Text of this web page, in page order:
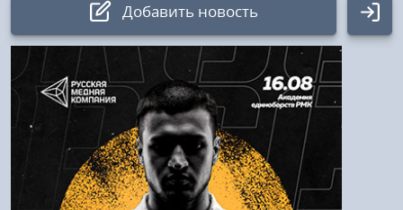
Добавить новость
Авторизация
Логин:
Пароль